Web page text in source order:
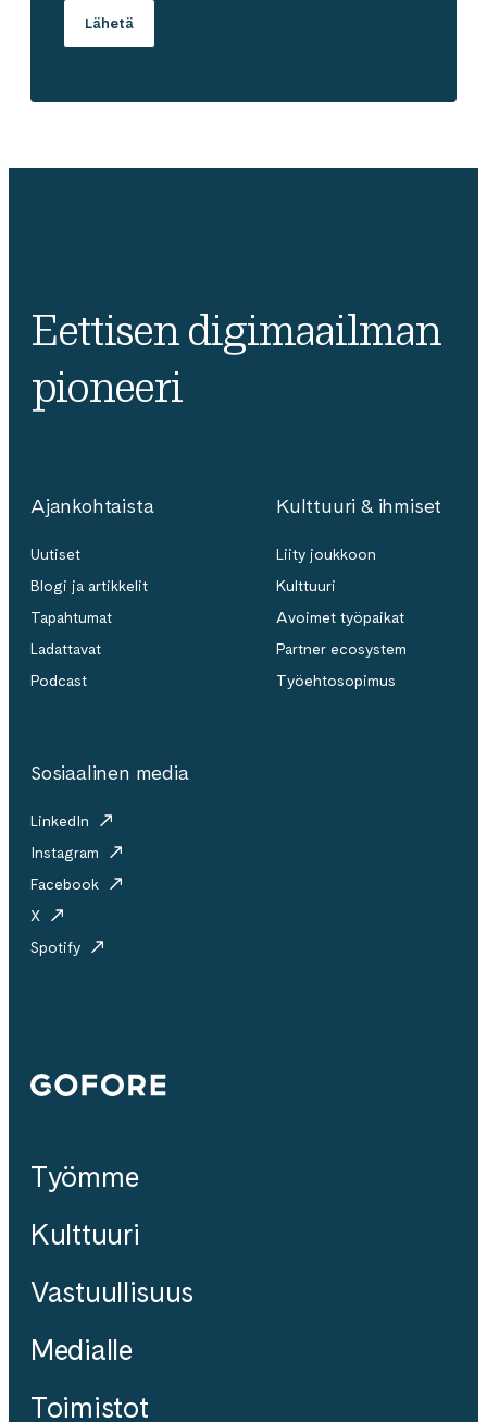
Eettisen digimaailman
pioneeri
Ajankohtaista
Uutiset
Blogi ja artikkelit
Tapahtumat
Ladattavat
Podcast
Kulttuuri & ihmiset
Liity joukkoon
Kulttuuri
Avoimet työpaikat
Partner ecosystem
Työehtosopimus
Sosiaalinen media
LinkedIn
Instagram
Facebook
X
Spotify
Gofore
Työmme
Kulttuuri
Vastuullisuus
Medialle
Toimistot